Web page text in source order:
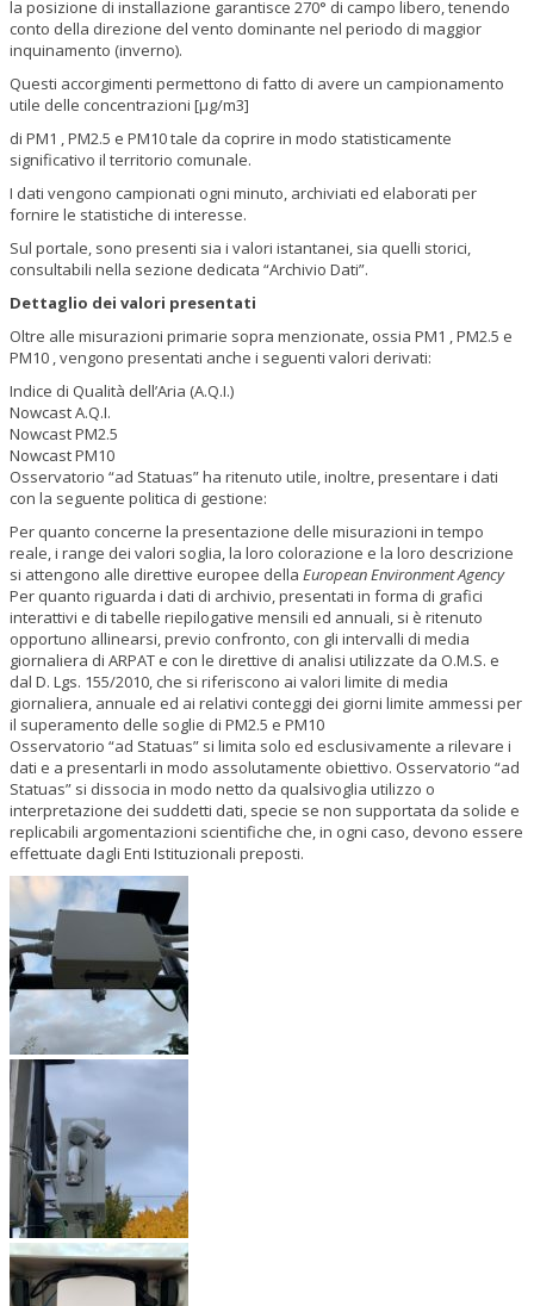
la posizione di installazione garantisce 270° di campo libero, tenendo
conto della direzione del vento dominante nel periodo di maggior
inquinamento (inverno).
Questi accorgimenti permettono di fatto di avere un campionamento
utile delle concentrazioni [µg/m3]
di PM1 , PM2.5 e PM10tale da coprire in modo statisticamente
significativo il territorio comunale.
I dati vengono campionati ogni minuto, archiviati ed elaborati per
fornire le statistiche di interesse.
Sul portale, sono presenti sia i valori istantanei, sia quelli storici,
consultabili nella sezione dedicata “Archivio Dati”.
Dettaglio dei valori presentati
Oltre alle misurazioni primarie sopra menzionate, ossia PM1 , PM2.5 e
PM10 , vengono presentati anche i seguenti valori derivati:
Indice di Qualità dell’Aria (A.Q.I.)
Nowcast A.Q.I.
Nowcast PM2.5
Nowcast PM10
Osservatorio “ad Statuas” ha ritenuto utile, inoltre, presentare i dati
con la seguente politica di gestione:
Per quanto concerne la presentazione delle misurazioni in tempo
reale, i range dei valori soglia, la loro colorazione e la loro descrizione
si attengono alle direttive europee della European Environment Agency
Per quanto riguarda i dati di archivio, presentati in forma di grafici
interattivi e di tabelle riepilogative mensili ed annuali, si è ritenuto
opportuno allinearsi, previo confronto, con gli intervalli di media
giornaliera di ARPAT e con le direttive di analisi utilizzate da O.M.S. e
dal D. Lgs. 155/2010, che si riferiscono ai valori limite di media
giornaliera, annuale ed ai relativi conteggi dei giorni limite ammessi per
il superamento delle soglie di PM2.5 e PM10
Osservatorio “ad Statuas” si limita solo ed esclusivamente a rilevare i
dati e a presentarli in modo assolutamente obiettivo. Osservatorio “ad
Statuas” si dissocia in modo netto da qualsivoglia utilizzo o
interpretazione dei suddetti dati, specie se non supportata da solide e
replicabili argomentazioni scientifiche che, in ogni caso, devono essere
effettuate dagli Enti Istituzionali preposti.